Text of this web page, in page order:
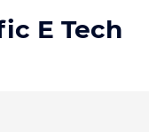
E Tech